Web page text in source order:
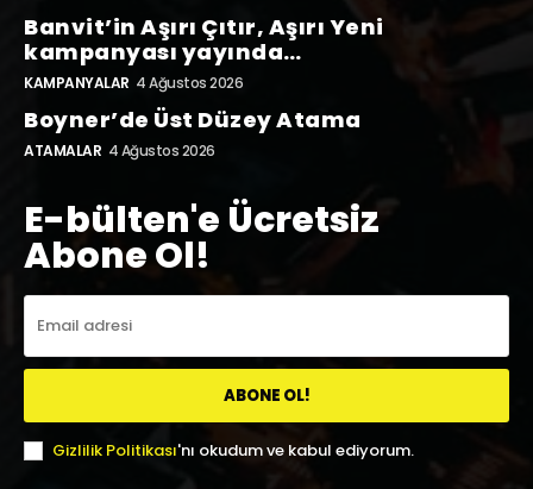
Banvit’in Aşırı Çıtır, Aşırı Yeni
kampanyası yayında…
KAMPANYALAR 4 Ağustos 2026
Boyner’de Üst Düzey Atama
ATAMALAR 4 Ağustos 2026
E-bülten'e Ücretsiz
Abone Ol!
ABONE OL!
Gizlilik Politikası'nı okudum ve kabul ediyorum.